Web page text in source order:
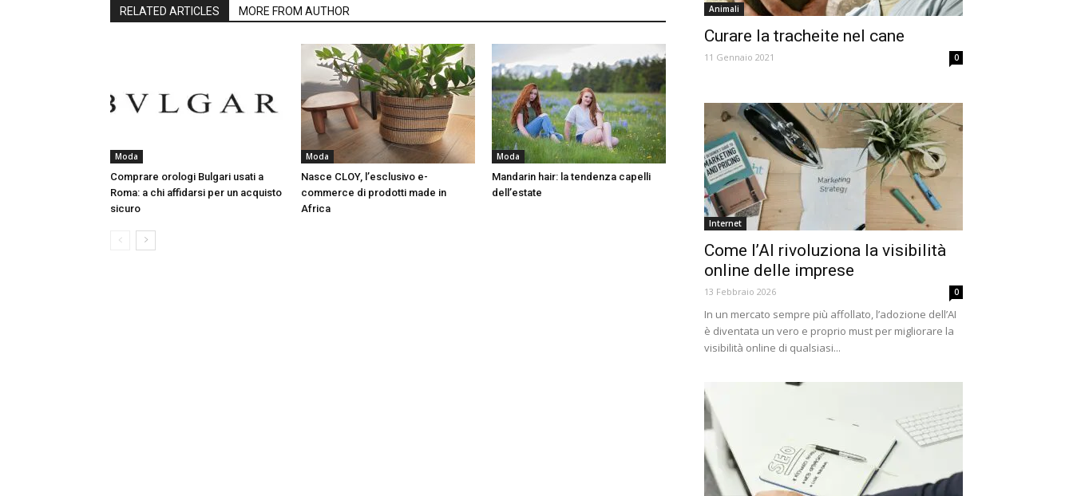
RELATED ARTICLES MORE FROM AUTHOR
Moda
Comprare orologi Bulgari usati a
Roma: a chi affidarsi per un acquisto
sicuro
Moda
Nasce CLOY, l’esclusivo e-
commerce di prodotti made in
Africa
Moda
Mandarin hair: la tendenza capelli
dell’estate
Animali
Curare la tracheite nel cane
11 Gennaio 2021 0
Internet
Come l’AI rivoluziona la visibilità
online delle imprese
13 Febbraio 2026 0
In un mercato sempre più affollato, l’adozione dell’AI
è diventata un vero e proprio must per migliorare la
visibilità online di qualsiasi...